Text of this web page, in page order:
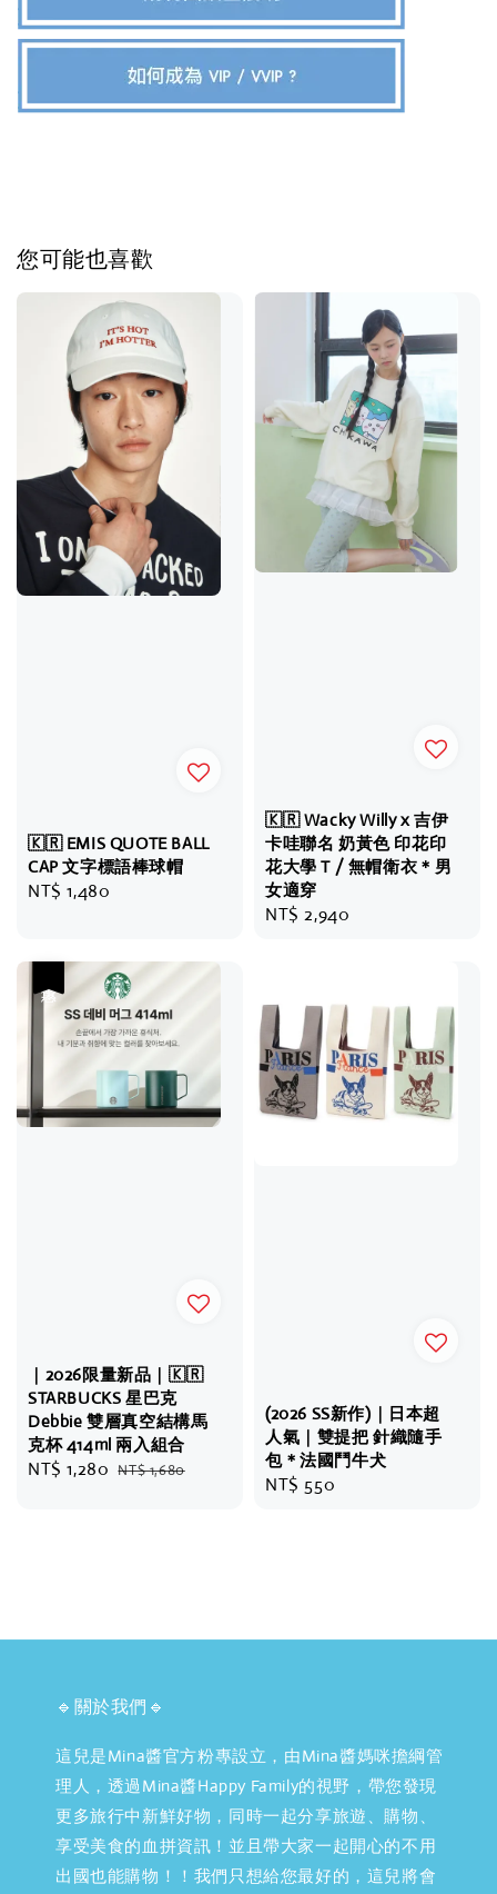
您可能也喜歡
🇰🇷 EMIS QUOTE BALL
CAP 文字標語棒球帽
Regular
NT$ 1,480
🇰🇷 Wacky Willy x 吉伊
卡哇聯名 奶黃色 印花印
花大學 T / 無帽衛衣＊男
女適穿
Regular
NT$ 2,940
｜2026限量新品｜🇰🇷
STARBUCKS 星巴克
Debbie 雙層真空結構馬
克杯 414ml 兩入組合
Sale
NT$ 1,280 Regular
NT$ 1,680
(2026 SS新作)｜日本超
人氣｜雙提把 針織隨手
包＊法國鬥牛犬
Regular
NT$ 550
🔹關於我們🔹
這兒是Mina醬官方粉專設立，由Mina醬媽咪擔綱管
理人，透過Mina醬Happy Family的視野，帶您發現
更多旅行中新鮮好物，同時一起分享旅遊、購物、
享受美食的血拼資訊！並且帶大家一起開心的不用
出國也能購物！！我們只想給您最好的，這兒將會